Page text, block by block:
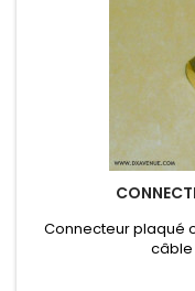
Connecteur plaqué
câble